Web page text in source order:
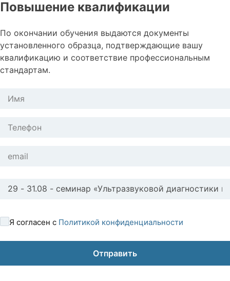
Повышение квалификации
По окончании обучения выдаются документы
установленного образца, подтверждающие вашу
квалификацию и соответствие профессиональным
стандартам.
Я согласен с Политикой конфиденциальности